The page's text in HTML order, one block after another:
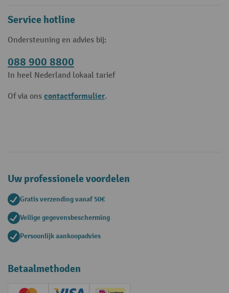
Service hotline
Ondersteuning en advies bij:
088 900 8800
In heel Nederland lokaal tarief
Of via ons contactformulier.
Uw professionele voordelen
Gratis verzending vanaf 50€
Veilige gegevensbescherming
Persoonlijk aankoopadvies
Betaalmethoden